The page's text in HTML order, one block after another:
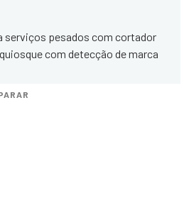
serviços pesados com cortador
com detecção de marca